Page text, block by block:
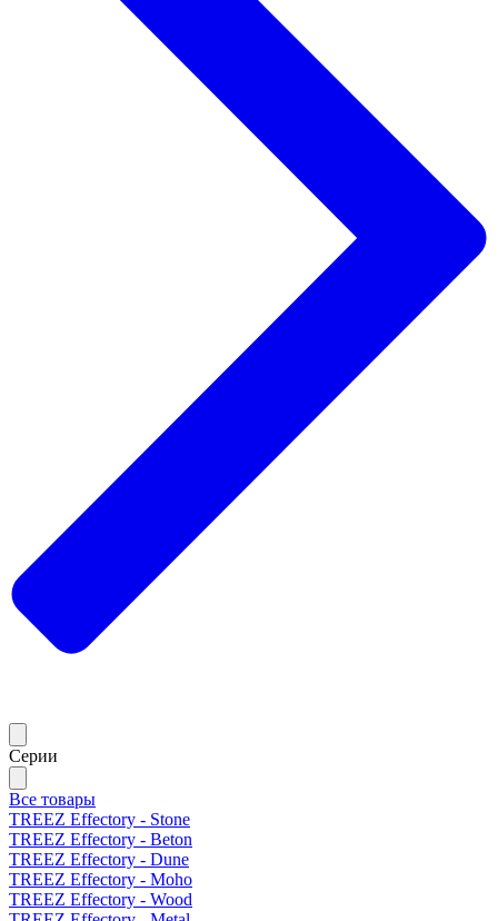
Серии
Все товары
TREEZ Effectory - Stone
TREEZ Effectory - Beton
TREEZ Effectory - Dune
TREEZ Effectory - Moho
TREEZ Effectory - Wood